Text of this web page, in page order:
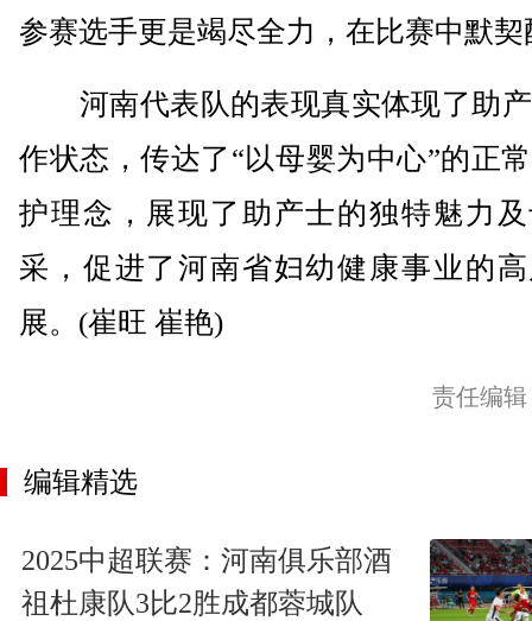
参赛选手更是竭尽全力，在比赛中默契
河南代表队的表现真实体现了助
作状态，传达了“以母婴为中心”的正
护理念，展现了助产士的独特魅力
采，促进了河南省妇幼健康事业的
展。(崔旺 崔艳)
责任编
编辑精选
2025中超联赛：河南俱乐部酒
祖杜康队3比2胜成都蓉城队